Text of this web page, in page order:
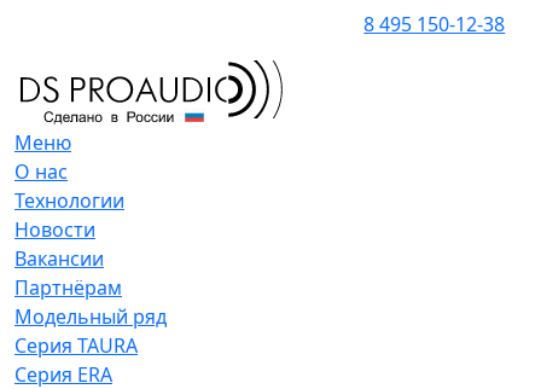
8 495 150-12-38
Меню
О нас
Технологии
Новости
Вакансии
Партнёрам
Модельный ряд
Серия TAURA
Серия ERA